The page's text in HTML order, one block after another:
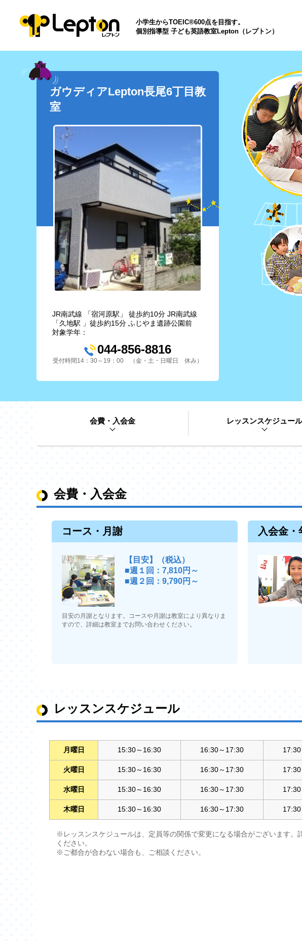
小学生からTOEIC®600点を目指す。
個別指導型 子ども英語教室Lepton（レプトン）
ガウディアLepton長尾6丁目教
室
JR南武線 「宿河原駅」 徒歩約10分 JR南武線
「久地駅 」徒歩約15分 ふじやま遺跡公園前
対象学年：
044-856-8816
受付時間14：30～19：00 （金・土・日曜日 休み）
会費・入会金 レッスンスケジュール
会費・入会金
コース・月謝
【目安】（税込）
■週１回：7,810円～
■週２回：9,790円～
目安の月謝となります。コースや月謝は教室により異なりま
すので、詳細は教室までお問い合わせください。
入会金・
レッスンスケジュール
月曜日 15:30～16:30 16:30～17:30
火曜日 15:30～16:30 16:30～17:30
水曜日 15:30～16:30 16:30～17:30
木曜日 15:30～16:30 16:30～17:30
※レッスンスケジュールは、定員等の関係で変更になる場合がございます。
ください。
※ご都合が合わない場合も、ご相談ください。